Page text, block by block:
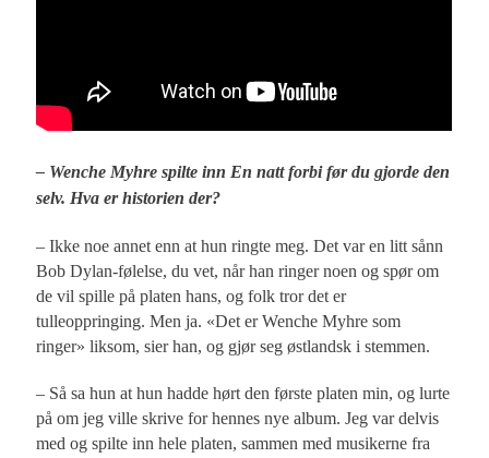
– Wenche Myhre spilte inn En natt forbi før du gjorde den
selv. Hva er historien der?
– Ikke noe annet enn at hun ringte meg. Det var en litt sånn
Bob Dylan-følelse, du vet, når han ringer noen og spør om
de vil spille på platen hans, og folk tror det er
tulleoppringing. Men ja. «Det er Wenche Myhre som
ringer» liksom, sier han, og gjør seg østlandsk i stemmen.
– Så sa hun at hun hadde hørt den første platen min, og lurte
på om jeg ville skrive for hennes nye album. Jeg var delvis
med og spilte inn hele platen, sammen med musikerne fra